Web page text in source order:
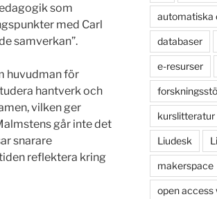
som
med Carl
samverkan”.
huvudman för
hantverk och
vilken ger
går inte det
snarare
reflektera kring
automatiska
databaser
e-resurser
kurslitteratur
Liudesk
makerspace
open access